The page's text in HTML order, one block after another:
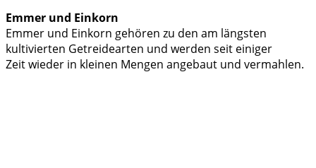
Emmer und Einkorn
Emmer und Einkorn gehören zu den am längsten
kultivierten Getreidearten und werden seit einiger
Zeit wieder in kleinen Mengen angebaut und vermahlen.